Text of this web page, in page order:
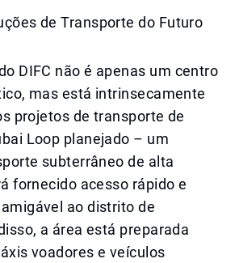
de Transporte do Futuro
DIFC não é apenas um centro
mas está intrinsecamente
projetos de transporte de
Loop planejado – um
subterrâneo de alta
fornecido acesso rápido e
ao distrito de
a área está preparada
voadores e veículos